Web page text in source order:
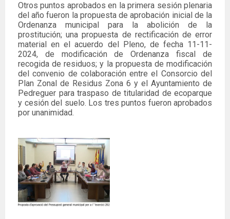
Otros puntos aprobados en la primera sesión plenaria
del año fueron la propuesta de aprobación inicial de la
Ordenanza municipal para la abolición de la
prostitución; una propuesta de rectificación de error
material en el acuerdo del Pleno, de fecha 11-11-
2024, de modificación de Ordenanza fiscal de
recogida de residuos; y la propuesta de modificación
del convenio de colaboración entre el Consorcio del
Plan Zonal de Residus Zona 6 y el Ayuntamiento de
Pedreguer para traspaso de titularidad de ecoparque
y cesión del suelo. Los tres puntos fueron aprobados
por unanimidad.